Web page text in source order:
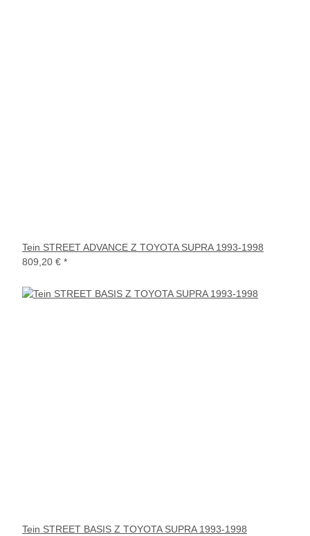
Tein STREET ADVANCE Z TOYOTA SUPRA 1993-1998
809,20 € *
Tein STREET BASIS Z TOYOTA SUPRA 1993-1998